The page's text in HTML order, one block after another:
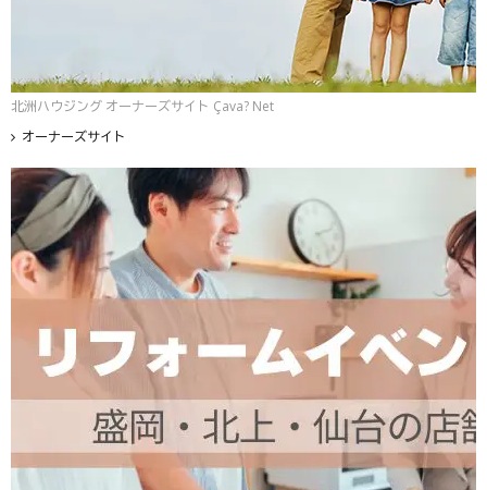
北洲ハウジング オーナーズサイト Çava? Net
オーナーズサイト